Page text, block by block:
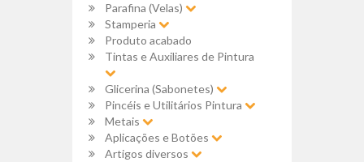
Parafina (Velas)
Stamperia
Produto acabado
Tintas e Auxiliares de Pintura
Glicerina (Sabonetes)
Pincéis e Utilitários Pintura
Metais
Aplicações e Botões
Artigos diversos